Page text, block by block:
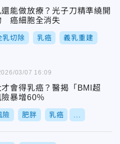
能做放療？光子刀精準繞開
癌細胞全消失
乳切除 乳癌 義乳重建
才會得乳癌？醫揭「BMI超
暴增60％
險 肥胖 乳癌
03/07 16:09